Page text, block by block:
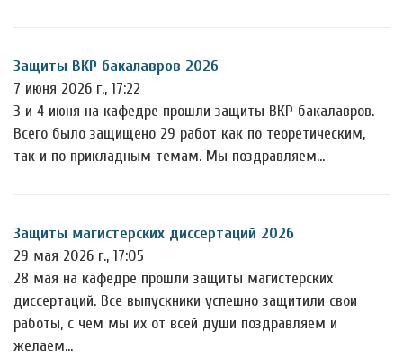
Защиты ВКР бакалавров 2026
7 июня 2026 г., 17:22
3 и 4 июня на кафедре прошли защиты ВКР бакалавров.
Всего было защищено 29 работ как по теоретическим,
так и по прикладным темам. Мы поздравляем…
Защиты магистерских диссертаций 2026
29 мая 2026 г., 17:05
28 мая на кафедре прошли защиты магистерских
диссертаций. Все выпускники успешно защитили свои
работы, с чем мы их от всей души поздравляем и
желаем…